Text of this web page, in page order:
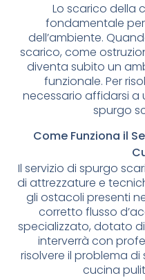
Lo scarico della
fondamentale per
dell’ambiente.
scarico, come
diventa subito un
funzionale. Per
necessario affidarsi a
spurgo
Come Funziona il
Il servizio di spurgo
di attrezzature e
gli ostacoli presenti
corretto flusso
specializzato, dotato
interverrà con
risolvere il problema
cucina